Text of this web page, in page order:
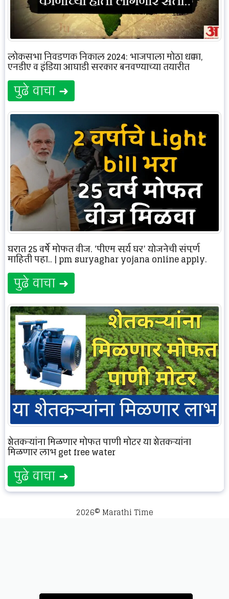
लोकसभा निवडणूक निकाल 2024: भाजपाला मोठा धक्का,
एनडीए व इंडिया आघाडी सरकार बनवण्याच्या तयारीत
पुढे वाचा ➜
घरात 25 वर्षे मोफत वीज, ‘पीएम सूर्य घर’ योजनेची संपूर्ण
माहिती पहा.. | pm suryaghar yojana online apply.
पुढे वाचा ➜
शेतकऱ्यांना मिळणार मोफत पाणी मोटर या शेतकऱ्यांना
मिळणार लाभ get free water
पुढे वाचा ➜
2026© Marathi Time